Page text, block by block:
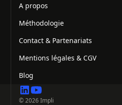
A propos
Méthodologie
Contact & Partenariats
Mentions légales & CGV
Blog
© 2026 Impli